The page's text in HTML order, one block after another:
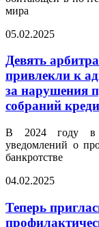
мира
05.02.2025
Девять
привлекли к
за нарушения
собраний
В 2024 году в
уведомлений о
банкротстве
04.02.2025
Теперь